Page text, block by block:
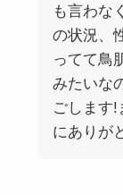
も言わな
の状況、
ってて鳥
みたいな
ごします!
にありが